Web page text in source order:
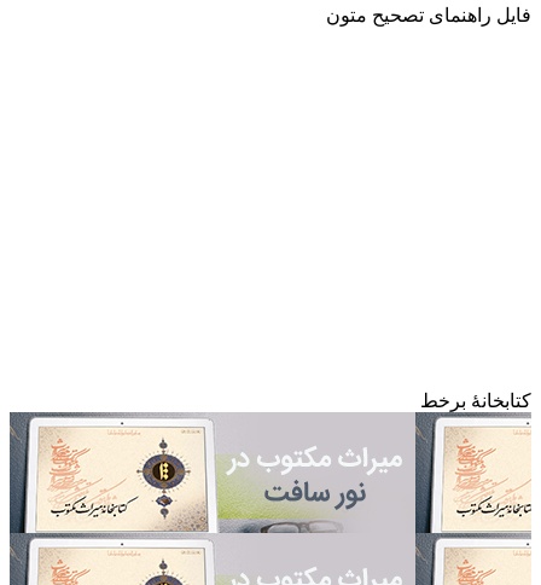
فایل راهنمای تصحیح متون
کتابخانۀ برخط